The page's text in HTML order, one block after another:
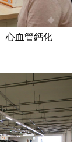
心血管鈣化